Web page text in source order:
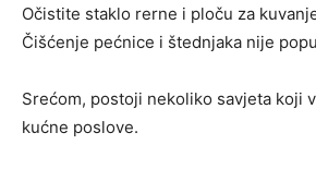
Očistite staklo rerne i ploču za
Čišćenje pećnice i štednjaka nije
Srećom, postoji nekoliko savjeta koji
kućne poslove.